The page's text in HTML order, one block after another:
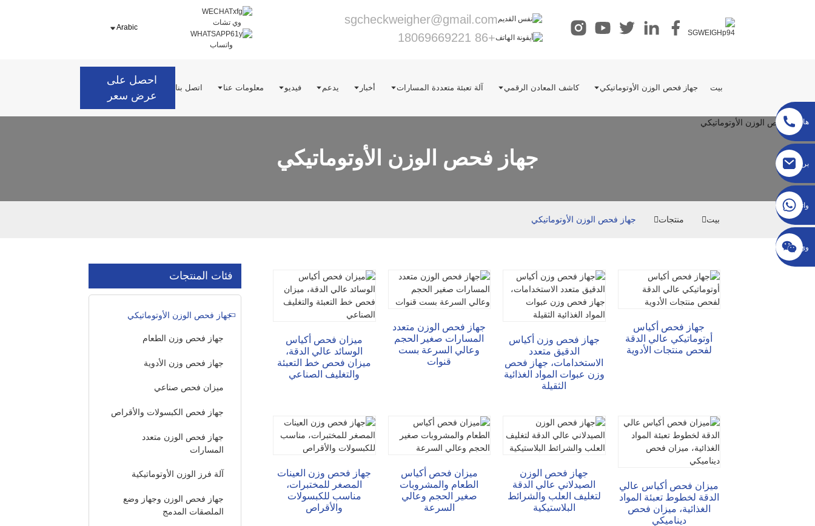
sgcheckweigher@gmail.com
+86 18069669221
وي تشات
واتساب
Arabic
بيت جهاز فحص الوزن الأوتوماتيكي كاشف المعادن الرقمي آلة تعبئة متعددة المسارات أخبار يدعم فيديو معلومات عنا اتصل بنا
احصل على
عرض سعر
هاتف
بريد
إلكتروني
واتساب
وي
جهاز فحص الوزن الأوتوماتيكي
بيت منتجات جهاز فحص الوزن الأوتوماتيكي
فئات المنتجات
جهاز فحص الوزن الأوتوماتيكي
جهاز فحص وزن الطعام
جهاز فحص وزن الأدوية
ميزان فحص صناعي
جهاز فحص الكبسولات والأقراص
جهاز فحص الوزن متعدد
المسارات
آلة فرز الوزن الأوتوماتيكية
جهاز فحص الوزن وجهاز وضع
الملصقات المدمج
جهاز فحص أكياس
أوتوماتيكي عالي الدقة
لفحص منتجات الأدوية
جهاز فحص وزن أكياس
الدقيق متعدد
الاستخدامات، جهاز فحص
وزن عبوات المواد الغذائية
الثقيلة
جهاز فحص الوزن متعدد
المسارات صغير الحجم
وعالي السرعة بست
قنوات
ميزان فحص أكياس
الوسائد عالي الدقة،
ميزان فحص خط التعبئة
والتغليف الصناعي
ميزان فحص أكياس عالي
الدقة لخطوط تعبئة المواد
الغذائية، ميزان فحص
ديناميكي
جهاز فحص الوزن
الصيدلاني عالي الدقة
لتغليف العلب والشرائط
البلاستيكية
ميزان فحص أكياس
الطعام والمشروبات
صغير الحجم وعالي
السرعة
جهاز فحص وزن العينات
المصغر للمختبرات،
مناسب للكبسولات
والأقراص